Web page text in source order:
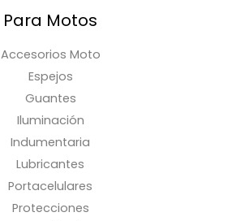
Para Motos
Accesorios Moto
Espejos
Guantes
Iluminación
Indumentaria
Lubricantes
Portacelulares
Protecciones